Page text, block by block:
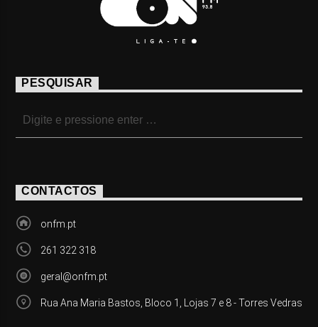
PESQUISAR
CONTACTOS
onfm.pt
261 322 318
geral@onfm.pt
Rua Ana Maria Bastos, Bloco 1, Lojas 7 e 8 - Torres Vedras